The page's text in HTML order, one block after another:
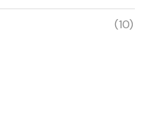
(10)